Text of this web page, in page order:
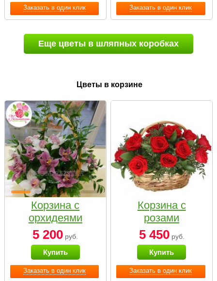
Заказать в один клик Заказать в один клик
Еще цветы в шляпных коробках
Цветы в корзине
Заказать в один клик
Корзина с
орхидеями
малая
5 200 руб.
Купить
Заказать в один клик
Корзина с
розами
«Красный
Париж»
5 450руб.
Купить